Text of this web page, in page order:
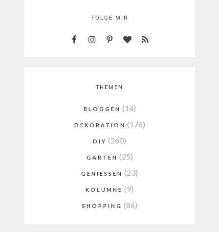
FOLGE MIR
THEMEN
BLOGGEN (14)
DEKORATION (176)
DIY (260)
GARTEN (25)
GENIESSEN (23)
KOLUMNE (9)
SHOPPING (86)